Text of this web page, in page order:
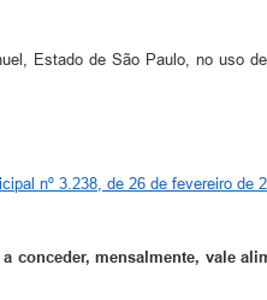
Estado de São Paulo, no uso
nº 3.238, de 26 de fevereiro de
conceder, mensalmente, vale